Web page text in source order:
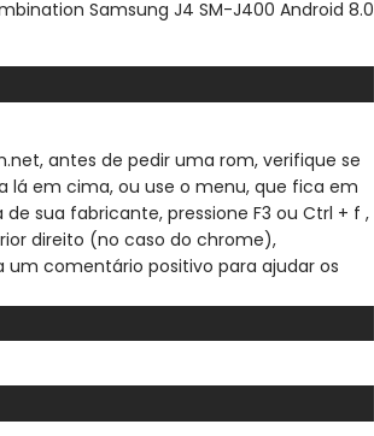
Samsung J4 SM-J400 Android 8.0
antes de pedir uma rom, verifique se
lá em cima, ou use o menu, que fica em
sua fabricante, pressione F3 ou Ctrl + f ,
direito (no caso do chrome),
comentário positivo para ajudar os